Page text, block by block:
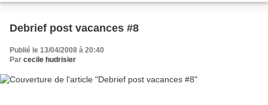
Debrief post vacances #8
Publié le 13/04/2008 à 20:40
Par cecile hudrisier